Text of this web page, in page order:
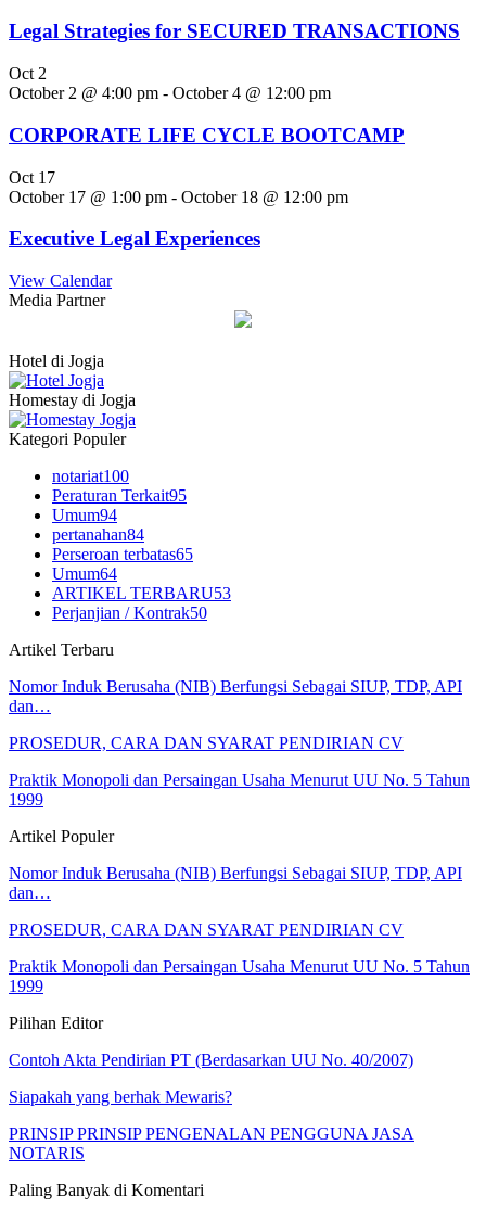
Legal Strategies for SECURED TRANSACTIONS
Oct 2
October 2 @ 4:00 pm - October 4 @ 12:00 pm
CORPORATE LIFE CYCLE BOOTCAMP
Oct 17
October 17 @ 1:00 pm - October 18 @ 12:00 pm
Executive Legal Experiences
View Calendar
Media Partner
Hotel di Jogja
Homestay di Jogja
Kategori Populer
notariat100
Peraturan Terkait95
Umum94
pertanahan84
Perseroan terbatas65
Umum64
ARTIKEL TERBARU53
Perjanjian / Kontrak50
Artikel Terbaru
Nomor Induk Berusaha (NIB) Berfungsi Sebagai SIUP, TDP, API
dan…
PROSEDUR, CARA DAN SYARAT PENDIRIAN CV
Praktik Monopoli dan Persaingan Usaha Menurut UU No. 5 Tahun
1999
Artikel Populer
Nomor Induk Berusaha (NIB) Berfungsi Sebagai SIUP, TDP, API
dan…
PROSEDUR, CARA DAN SYARAT PENDIRIAN CV
Praktik Monopoli dan Persaingan Usaha Menurut UU No. 5 Tahun
1999
Pilihan Editor
Contoh Akta Pendirian PT (Berdasarkan UU No. 40/2007)
Siapakah yang berhak Mewaris?
PRINSIP PRINSIP PENGENALAN PENGGUNA JASA
NOTARIS
Paling Banyak di Komentari